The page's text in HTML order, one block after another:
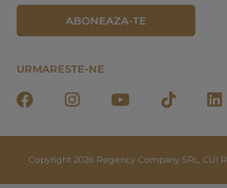
ABONEAZA-TE
URMARESTE-NE
Copyright 2026 Regency Company SRL, CUI